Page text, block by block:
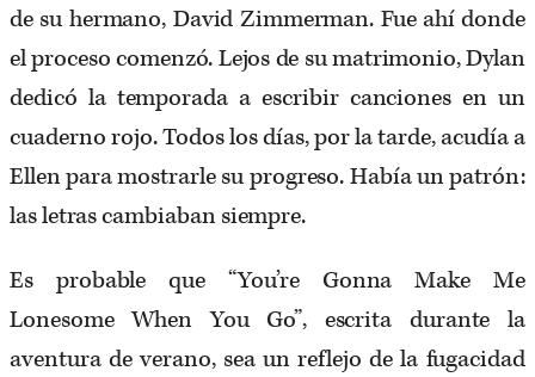
de su hermano, David Zimmerman. Fue ahí donde
el proceso comenzó. Lejos de su matrimonio, Dylan
dedicó la temporada a escribir canciones en un
cuaderno rojo. Todos los días, por la tarde, acudía a
Ellen para mostrarle su progreso. Había un patrón:
las letras cambiaban siempre.
Es probable que “You’re Gonna Make Me
Lonesome When You Go”, escrita durante la
aventura de verano, sea un reflejo de la fugacidad